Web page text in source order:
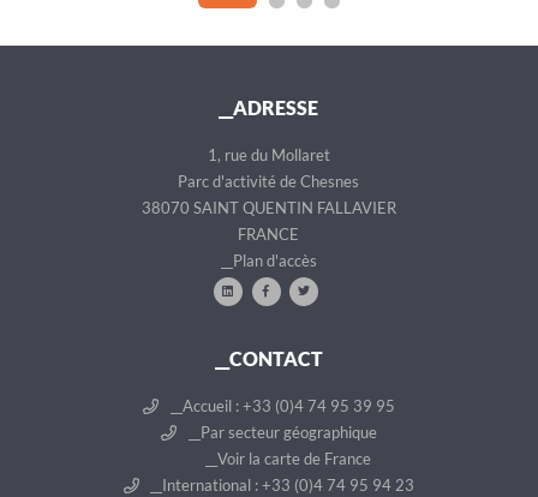
__ADRESSE
1, rue du Mollaret
Parc d'activité de Chesnes
38070 SAINT QUENTIN FALLAVIER
FRANCE
__Plan d'accès
__CONTACT
__Accueil : +33 (0)4 74 95 39 95
__Par secteur géographique
__Voir la carte de France
__International : +33 (0)4 74 95 94 23